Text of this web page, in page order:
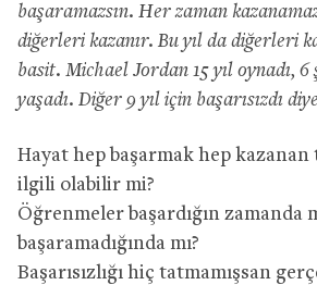
başaramazsın. Her zaman
diğerleri kazanır. Bu yıl da diğerleri
basit. Michael Jordan 15 yıl oynadı,
yaşadı. Diğer 9 yıl için başarısızdı
Hayat hep başarmak hep
ilgili olabilir mi?
Öğrenmeler başardığın zamanda
başaramadığında mı?
Başarısızlığı hiç tatmamışsan